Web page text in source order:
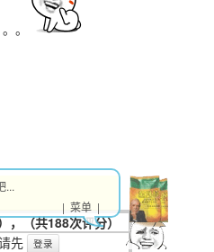
。
，（共188次评分）
先
登录
...
| 菜单 |